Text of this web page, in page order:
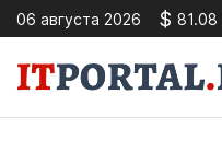
06 августа 2026 $ 81.08